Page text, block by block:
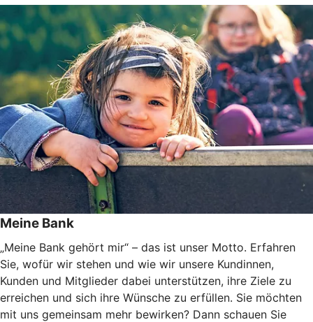
Meine Bank
„Meine Bank gehört mir“ – das ist unser Motto. Erfahren
Sie, wofür wir stehen und wie wir unsere Kundinnen,
Kunden und Mitglieder dabei unterstützen, ihre Ziele zu
erreichen und sich ihre Wünsche zu erfüllen. Sie möchten
mit uns gemeinsam mehr bewirken? Dann schauen Sie